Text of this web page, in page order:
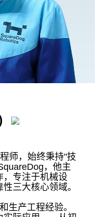
师，始终秉持"技
，他主
，专注于机械设
三大核心领域。
生产工程经验。